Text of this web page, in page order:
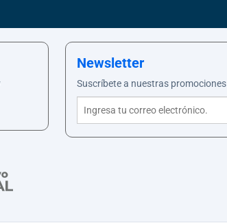
Newsletter
Suscríbete a nuestras promociones